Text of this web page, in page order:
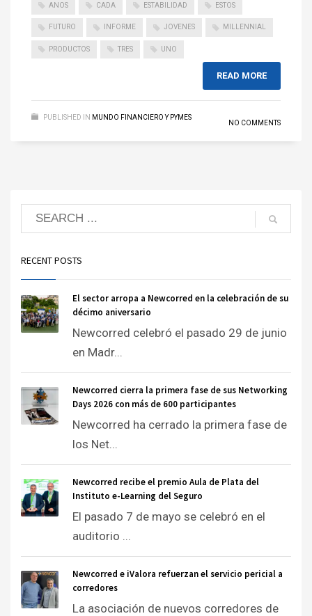
ANOS CADA ESTABILIDAD ESTOS
FUTURO INFORME JOVENES MILLENNIAL
PRODUCTOS TRES UNO
READ MORE
PUBLISHED IN MUNDO FINANCIERO Y PYMES
NO COMMENTS
RECENT POSTS
El sector arropa a Newcorred en la celebración de su
décimo aniversario
Newcorred celebró el pasado 29 de junio
en Madr...
Newcorred cierra la primera fase de sus Networking
Days 2026 con más de 600 participantes
Newcorred ha cerrado la primera fase de
los Net...
Newcorred recibe el premio Aula de Plata del
Instituto e-Learning del Seguro
El pasado 7 de mayo se celebró en el
auditorio ...
Newcorred e iValora refuerzan el servicio pericial a
corredores
La asociación de nuevos corredores de